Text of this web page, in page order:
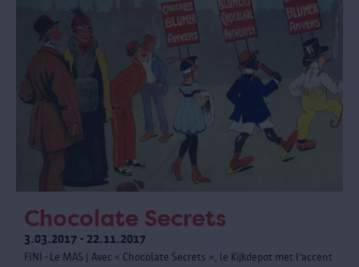
Chocolate Secrets
3.03.2017 - 22.11.2017
FINI - Le MAS | Avec « Chocolate Secrets », le Kijkdepot met l’accent